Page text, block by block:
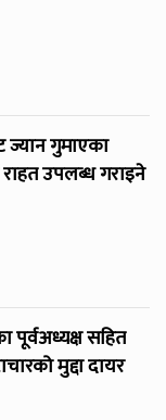
गुमाएका
उपलब्ध गराइने
पूर्वअध्यक्ष सहित
मुद्दा दायर